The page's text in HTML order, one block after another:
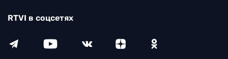
RTVI в соцсетях